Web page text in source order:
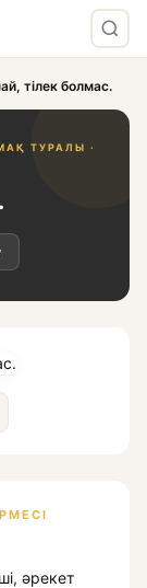
тілек болмас.
ТУРАЛЫ ·
әрекет